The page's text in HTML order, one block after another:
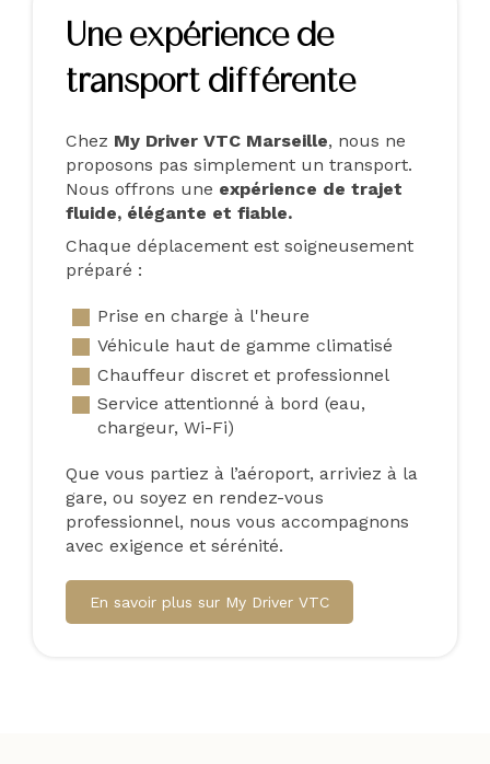
Une expérience de
transport différente
Chez My Driver VTC Marseille, nous ne
proposons pas simplement un transport.
Nous offrons une expérience de trajet
fluide, élégante et fiable.
Chaque déplacement est soigneusement
préparé :
Prise en charge à l'heure
Véhicule haut de gamme climatisé
Chauffeur discret et professionnel
Service attentionné à bord (eau,
chargeur, Wi-Fi)
Que vous partiez à l’aéroport, arriviez à la
gare, ou soyez en rendez-vous
professionnel, nous vous accompagnons
avec exigence et sérénité.
En savoir plus sur My Driver VTC